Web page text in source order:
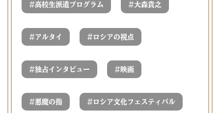
#高校生派遣プログラム #大森貴之
# アルタイ # ロシアの視点
#独占インタビュー # 映画
#悪魔の指 # ロシア文化フェスティバル